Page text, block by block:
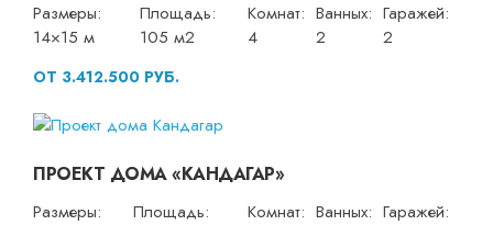
Размеры:
14×15 м
Площадь:
105 м2
Комнат:
4
Ванных:
2
Гаражей:
2
ОТ 3.412.500 РУБ.
ПРОЕКТ ДОМА «КАНДАГАР»
Размеры:
Площадь:
Комнат: Ванных: Гаражей: